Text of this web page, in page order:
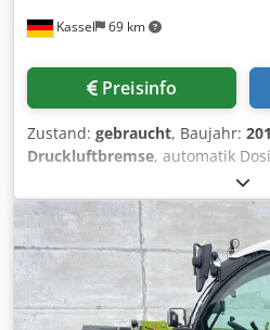
Kassel 69 km
Preisinfo
Zustand: gebraucht, Baujahr:
Druckluftbremse, automatik
abklappbarer Kratzboden 3.
Ladungen Nachlauflenkachse
hydraulisch Achsfederung /
PickUp 40 Messer Schneidwerk
Kraftmessbolzen für L